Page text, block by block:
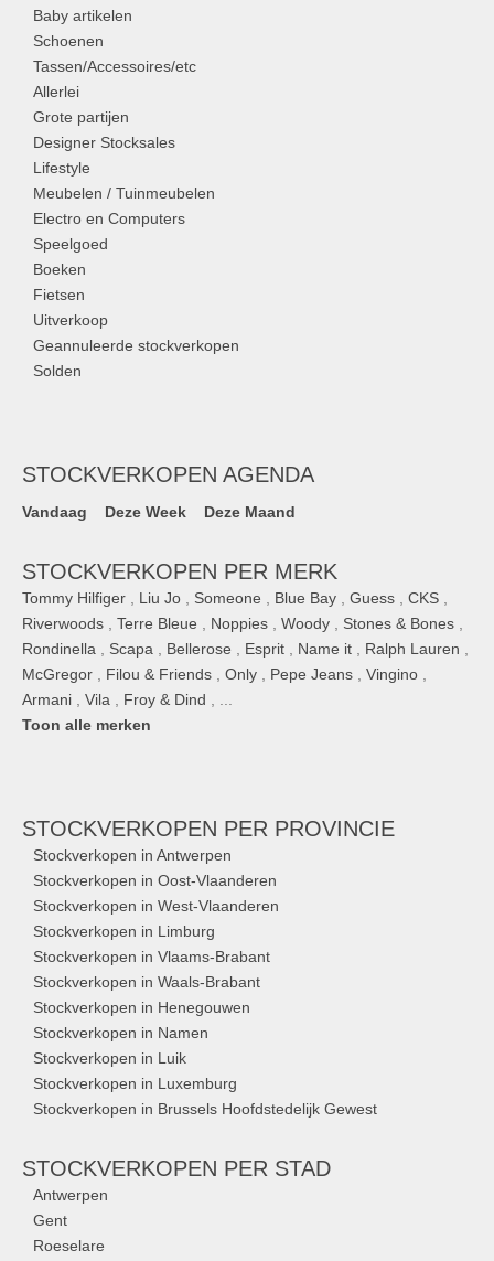
Baby artikelen
Schoenen
Tassen/Accessoires/etc
Allerlei
Grote partijen
Designer Stocksales
Lifestyle
Meubelen / Tuinmeubelen
Electro en Computers
Speelgoed
Boeken
Fietsen
Uitverkoop
Geannuleerde stockverkopen
Solden
STOCKVERKOPEN AGENDA
Vandaag Deze Week Deze Maand
STOCKVERKOPEN PER MERK
Tommy Hilfiger Liu Jo Someone Blue Bay Guess CKS
Riverwoods
Terre Bleue Noppies Woody Stones & Bones
Rondinella
Scapa Bellerose Esprit Name it Ralph Lauren
McGregor
Filou & Friends Only Pepe Jeans Vingino
Armani
Vila Froy & Dind
Toon alle merken
STOCKVERKOPEN PER PROVINCIE
Stockverkopen in Antwerpen
Stockverkopen in Oost-Vlaanderen
Stockverkopen in West-Vlaanderen
Stockverkopen in Limburg
Stockverkopen in Vlaams-Brabant
Stockverkopen in Waals-Brabant
Stockverkopen in Henegouwen
Stockverkopen in Namen
Stockverkopen in Luik
Stockverkopen in Luxemburg
Stockverkopen in Brussels Hoofdstedelijk Gewest
STOCKVERKOPEN PER STAD
Antwerpen
Gent
Roeselare